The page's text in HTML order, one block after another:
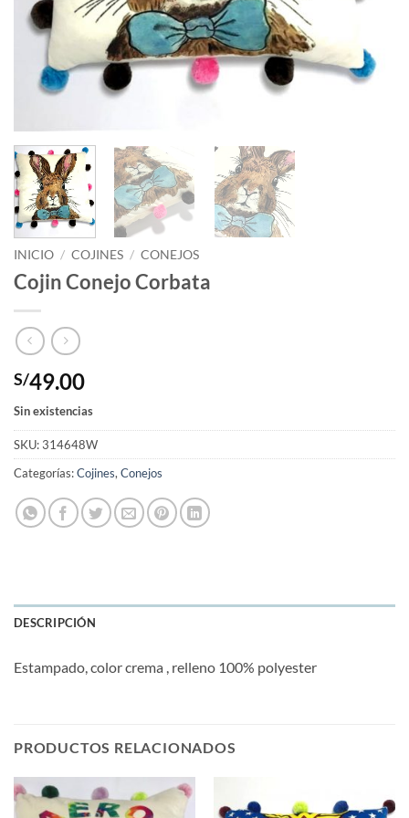
INICIO / COJINES / CONEJOS
Cojin Conejo Corbata
S/49.00
Sin existencias
SKU:314648W
Categorías:Cojines, Conejos
DESCRIPCIÓN
Estampado, color crema , relleno 100% polyester
PRODUCTOS RELACIONADOS